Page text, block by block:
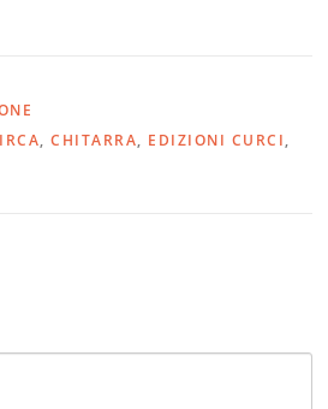
,CHITARRA, EDIZIONI CURCI,